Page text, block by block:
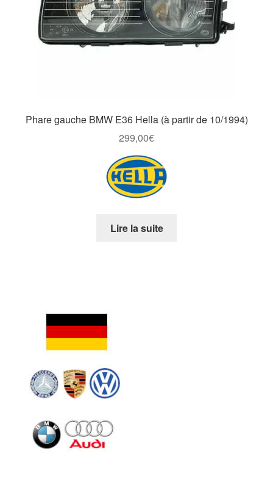
Phare gauche BMW E36 Hella (à partir de 10/1994)
299,00€
Lire la suite